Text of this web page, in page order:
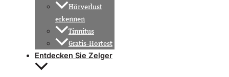
Hörverlust
erkennen
Tinnitus
Gratis-Hörtest
Entdecken Sie Zelger